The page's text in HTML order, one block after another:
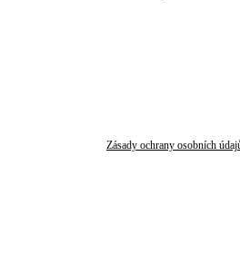
Zásady ochrany osobních